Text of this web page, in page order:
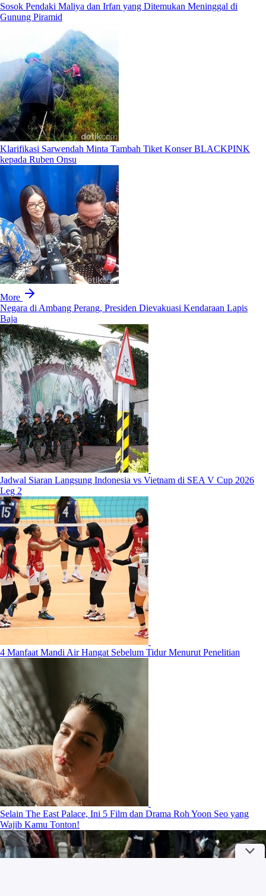
Sosok Pendaki Maliya dan Irfan yang Ditemukan Meninggal di
Gunung Piramid
Klarifikasi Sarwendah Minta Tambah Tiket Konser BLACKPINK
kepada Ruben Onsu
More
Negara di Ambang Perang, Presiden Dievakuasi Kendaraan Lapis
Baja
Jadwal Siaran Langsung Indonesia vs Vietnam di SEA V Cup 2026
Leg 2
4 Manfaat Mandi Air Hangat Sebelum Tidur Menurut Penelitian
Selain The East Palace, Ini 5 Film dan Drama Roh Yoon Seo yang
Wajib Kamu Tonton!